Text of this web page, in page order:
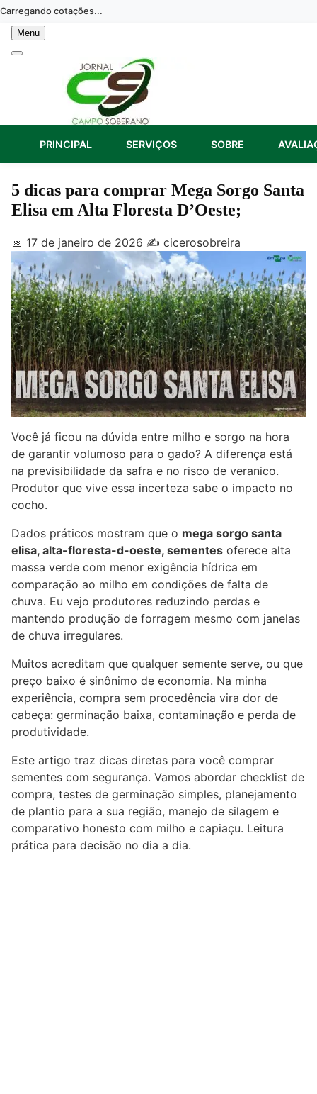
Skip
to
content
Carregando cotações...
Menu
PRINCIPAL SERVIÇOS SOBRE
5 dicas para comprar Mega Sorgo Santa
Elisa em Alta Floresta D’Oeste;
📅 17 de janeiro de 2026 ✍️ cicerosobreira
Você já ficou na dúvida entre milho e sorgo na hora
de garantir volumoso para o gado? A diferença está
na previsibilidade da safra e no risco de veranico.
Produtor que vive essa incerteza sabe o impacto no
cocho.
Dados práticos mostram que o mega sorgo santa
elisa, alta-floresta-d-oeste, sementes oferece alta
massa verde com menor exigência hídrica em
comparação ao milho em condições de falta de
chuva. Eu vejo produtores reduzindo perdas e
mantendo produção de forragem mesmo com janelas
de chuva irregulares.
Muitos acreditam que qualquer semente serve, ou que
preço baixo é sinônimo de economia. Na minha
experiência, compra sem procedência vira dor de
cabeça: germinação baixa, contaminação e perda de
produtividade.
Este artigo traz dicas diretas para você comprar
sementes com segurança. Vamos abordar checklist de
compra, testes de germinação simples, planejamento
de plantio para a sua região, manejo de silagem e
comparativo honesto com milho e capiaçu. Leitura
prática para decisão no dia a dia.